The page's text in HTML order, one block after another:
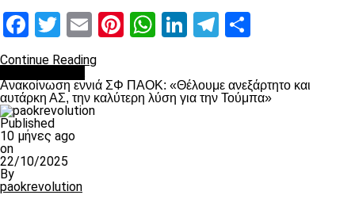
Facebook
Twitter
EmailPinterest
WhatsApp
LinkedIn
Telegram
Continue Reading
Ανακοίνωση εννιά ΣΦ ΠΑΟΚ: «Θέλουμε ανεξάρτητο και
αυτάρκη ΑΣ, την καλύτερη λύση για την Τούμπα»
Published
10 μήνες ago
on
22/10/2025
By
paokrevolution